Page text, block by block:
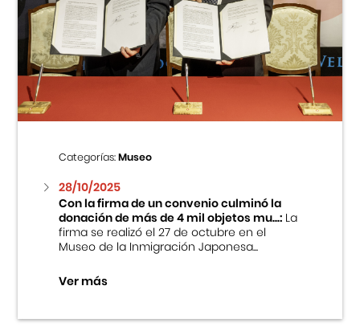
Categorías:Museo
28/10/2025
Con la firma de un convenio culminó la
donación de más de 4 mil objetos mu...:La
firma se realizó el 27 de octubre en el
Museo de la Inmigración Japonesa...
Ver más